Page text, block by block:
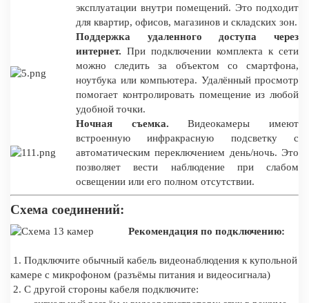
эксплуатации внутри помещений. Это подходит
для квартир, офисов, магазинов и складских зон.
Поддержка удаленного доступа через
интернет. При подключении комплекта к сети
можно следить за объектом со смартфона,
ноутбука или компьютера. Удалённый просмотр
помогает контролировать помещение из любой
удобной точки.
Ночная съемка. Видеокамеры имеют
встроенную инфракрасную подсветку с
автоматическим переключением день/ночь. Это
позволяет вести наблюдение при слабом
освещении или его полном отсутствии.
Схема соединений:
Рекомендация по подключению:
1. Подключите обычный кабель видеонаблюдения к купольной
камере с микрофоном (разъёмы питания и видеосигнала)
2. С другой стороны кабеля подключите: